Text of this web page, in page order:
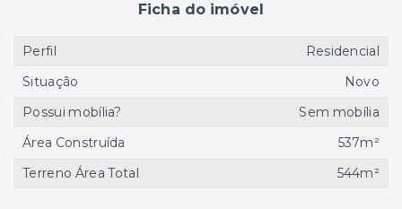
Ficha do imóvel
Perfil
Residencial
Situação
Novo
Possui mobília?
Sem mobília
Área Construída
537m²
Terreno Área Total
544m²